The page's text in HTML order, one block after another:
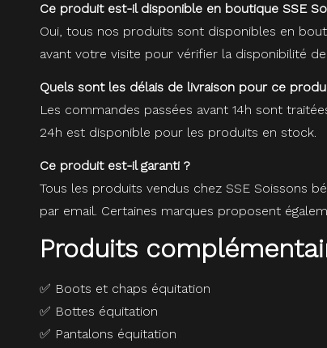
Ce produit est-il disponible en boutique SSE
Oui, tous nos produits sont disponibles en
avant votre visite pour vérifier la disponibilité
Quels sont les délais de livraison pour ce
Les commandes passées avant 14h sont
24h est disponible pour les produits en stock.
Ce produit est-il garanti ?
Tous les produits vendus chez SSE Soissons
par email. Certaines marques proposent
Produits
✅ Boots et chaps équitation
✅ Bottes équitation
✅ Pantalons équitation